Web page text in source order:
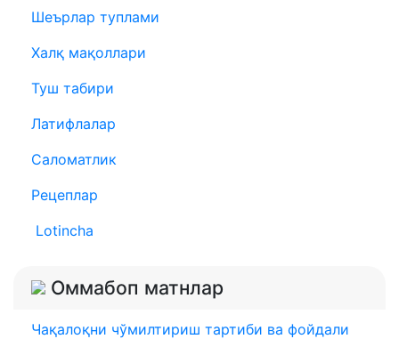
Шеърлар туплами
Халқ мақоллари
Туш табири
Латифлалар
Саломатлик
Рецеплар
Lotincha
Оммабоп матнлар
Чақалоқни чўмилтириш тартиби ва фойдали